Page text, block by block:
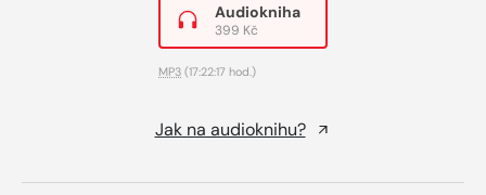
Audiokniha
399 Kč
MP3 (17:22:17 hod.)
Jak na audioknihu?